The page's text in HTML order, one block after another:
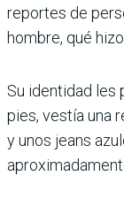
reportes de
hombre, qué
Su identidad les
pies, vestía una
y unos jeans